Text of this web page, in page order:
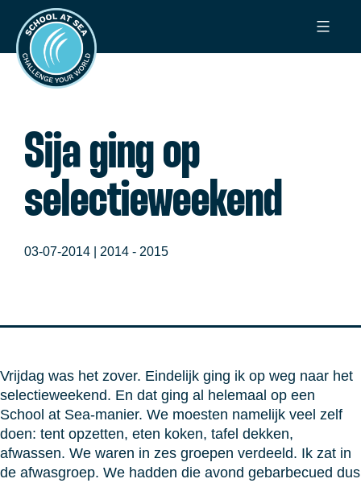
naar
inhoud
School
at
Sea
Sija ging op
selectieweekend
03-07-2014 | 2014 - 2015
Vrijdag was het zover. Eindelijk ging ik op weg naar het
selectieweekend. En dat ging al helemaal op een
School at Sea-manier. We moesten namelijk veel zelf
doen: tent opzetten, eten koken, tafel dekken,
afwassen. We waren in zes groepen verdeeld. Ik zat in
de afwasgroep. We hadden die avond gebarbecued dus